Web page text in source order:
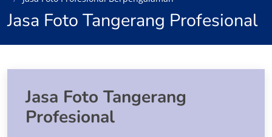
Jasa Foto Tangerang Profesional
Jasa Foto Tangerang
Profesional